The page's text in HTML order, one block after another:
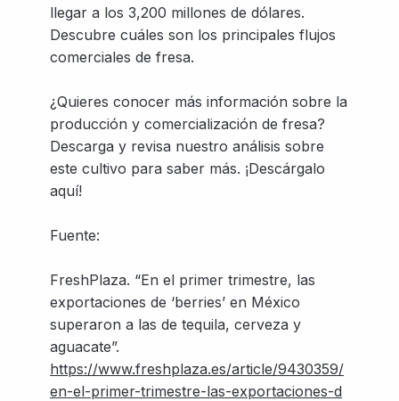
llegar a los 3,200 millones de dólares.
Descubre cuáles son los principales flujos
comerciales de fresa.
¿Quieres conocer más información sobre la
producción y comercialización de fresa?
Descarga y revisa nuestro análisis sobre
este cultivo para saber más. ¡Descárgalo
aquí!
Fuente:
FreshPlaza. “En el primer trimestre, las
exportaciones de ‘berries’ en México
superaron a las de tequila, cerveza y
aguacate”.
https://www.freshplaza.es/article/9430359/
en-el-primer-trimestre-las-exportaciones-d